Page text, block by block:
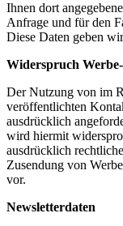
Ihnen dort
Anfrage und für den
Diese Daten geben
Widerspruch
Der Nutzung von im
veröffentlichten
ausdrücklich
wird hiermit
ausdrücklich
Zusendung von
vor.
Newsletterdaten